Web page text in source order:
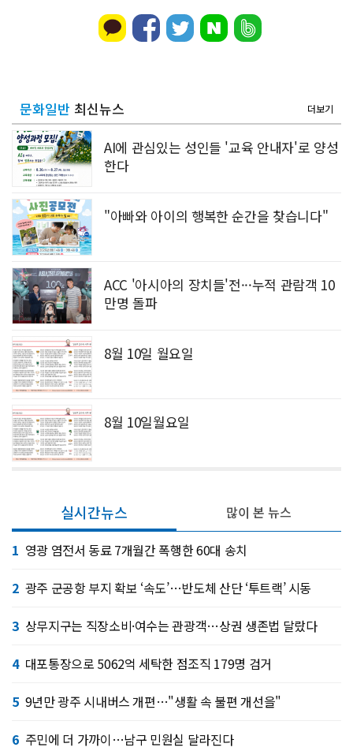
문화일반 최신뉴스 더보기
AI에 관심있는 성인들 '교육 안내자'로 양성
한다
"아빠와 아이의 행복한 순간을 찾습니다"
ACC '아시아의 장치들'전···누적 관람객 10
만명 돌파
8월 10일 월요일
8월 10일월요일
실시간뉴스
1 영광 염전서 동료 7개월간 폭행한 60대 송치
2 광주 군공항 부지 확보 ‘속도’…반도체 산단 ‘투트랙’ 시동
3 상무지구는 직장소비·여수는 관광객…상권 생존법 달랐다
4 대포통장으로 5062억 세탁한 점조직 179명 검거
5 9년만 광주 시내버스 개편…"생활 속 불편 개선을"
6 주민에 더 가까이…남구 민원실 달라진다
많이 본 뉴스